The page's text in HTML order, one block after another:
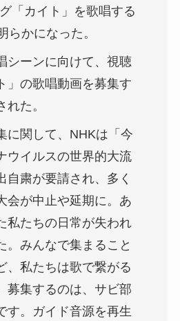
「カイト」を歌唱する
らかになった。
シーンに向けて、視聴
」の歌唱動画を募集す
れた。
に関して、NHKは「今
ウイルスの世界的大流
自粛が要請され、多く
会が中止や延期に。あ
私たちの日常が失われ
。みんなで集まること
、私たちは歌で繋がる
募集するのは、サビ部
す。ガイド音源を再生